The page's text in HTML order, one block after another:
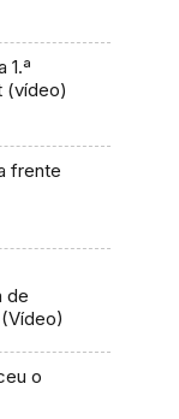
1.ª
(vídeo)
frente
de
o